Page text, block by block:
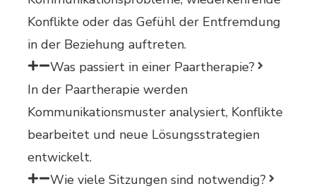
Konflikte oder das Gefühl der Entfremdung
in der Beziehung auftreten.
Was passiert in einer Paartherapie?
In der Paartherapie werden
Kommunikationsmuster analysiert, Konflikte
bearbeitet und neue Lösungsstrategien
entwickelt.
Wie viele Sitzungen sind notwendig?